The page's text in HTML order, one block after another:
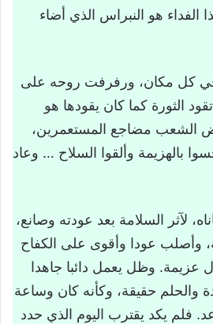
الفداء هو النبراس الذي أضاء
في كل مكان، ورفرفت روحه على
الثورة كما كان يقودها هو
الشعب مضاجع المستعمرين،
بالهزيمة وألقوا السلاح … وعاد
لآثر السلامة بعد عودته وصانع،
وأصلب عودا وأقوى على الكفاح
عزيمة. وظل يعمل دائبا جاهدا
والحلم حقيقة، وكأنه كان وساعة
فلم يكد يقترب اليوم الذي حدد